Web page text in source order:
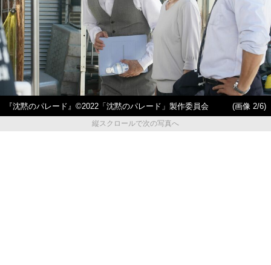
『沈黙のパレード』©2022「沈黙のパレード」製作委員会
(画像 2/6)
縦スクロールで次の写真へ